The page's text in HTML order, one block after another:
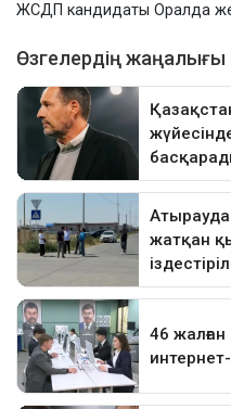
ЖСДП кандидаты Оралда